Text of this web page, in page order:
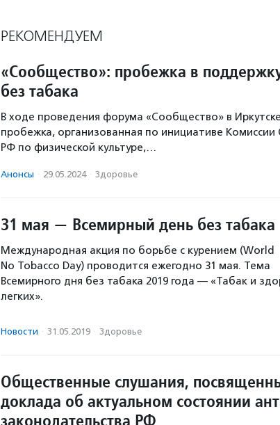
РЕКОМЕНДУЕМ
«Сообщество»: пробежка в
без табака
В ходе проведения форума «Сообщество» в
пробежка, организованная по инициативе
РФ по физической культуре,…
Анонсы · 29.05.2024 · Здоровье
31 мая — Всемирный день без табака
Международная акция по борьбе с курением (World
No Tobacco Day) проводится ежегодно 31 мая. Тема
Всемирного дня без табака 2019 года — «Табак и
легких».
Новости · 31.05.2019 · Здоровье
Общественные слушания,
доклада об актуальном состоянии